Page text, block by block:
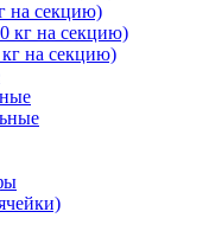
на секцию)
кг на секцию)
на секцию)